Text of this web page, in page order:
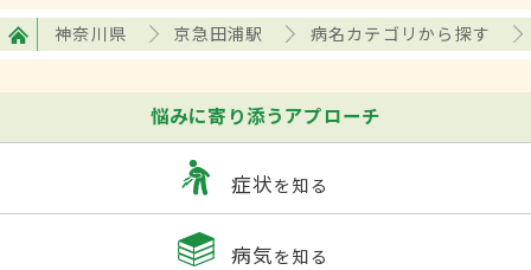
神奈川県 京急田浦駅 病名カテゴリから探す
悩みに寄り添うアプローチ
症状を知る
病気を知る